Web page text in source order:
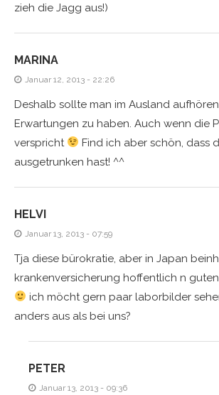
zieh die Jagg aus!)
MARINA
Januar 12, 2013 - 22:26
Deshalb sollte man im Ausland
Erwartungen zu haben. Auch wenn die
verspricht
Find ich aber schön, dass
ausgetrunken hast! ^^
HELVI
Januar 13, 2013 - 07:59
Tja diese bürokratie, aber in Japan
krankenversicherung hoffentlich n
ich möcht gern paar laborbilder
anders aus als bei uns?
PETER
Januar 13, 2013 - 09:36